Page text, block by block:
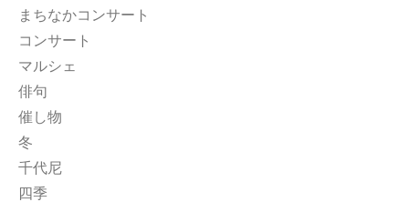
まちなかコンサート
コンサート
マルシェ
俳句
催し物
冬
千代尼
四季